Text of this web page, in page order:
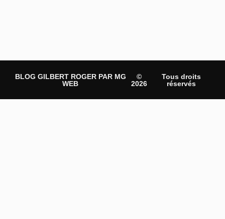
BLOG GILBERT ROGER PAR MG
WEB
©
2026
Tous droits
réservés